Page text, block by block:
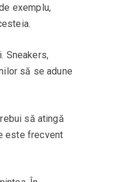
exemplu,
Sneakers,
să se adune
să atingă
este frecvent